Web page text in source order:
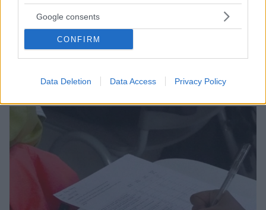
Google consents
CONFIRM
Data Deletion Data Access Privacy Policy
Υπουργείο Παιδείας: Ξεκινά η λειτουργία ψηφιακής
πλατφόρμας για τις καταγγελίες βίαιων περιστατικών
στα σχολεία
Συγκροτήθηκε επιστημονική επιτροπή για την
αντιμετώπιση περιστατικών ενδοσχολικής βίας - Ποια
είναι η αποστολή της